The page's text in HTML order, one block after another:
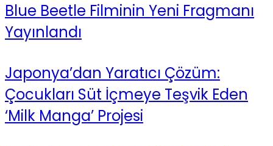
Blue Beetle Filminin Yeni Fragmanı
Yayınlandı
Japonya’dan Yaratıcı Çözüm:
Çocukları Süt İçmeye Teşvik Eden
‘Milk Manga’ Projesi